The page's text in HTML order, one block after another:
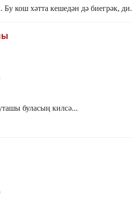
кош хәтта кешедән дә биегрәк, ди.
буласың килсә...